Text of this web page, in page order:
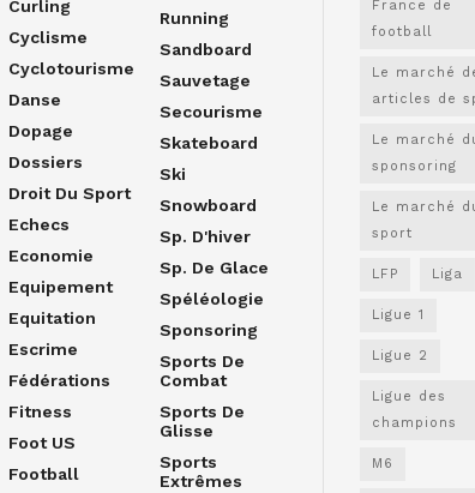
Curling
Cyclisme
Cyclotourisme
Danse
Dopage
Dossiers
Droit Du Sport
Echecs
Economie
Equipement
Equitation
Escrime
Fédérations
Fitness
Foot US
Football
Running
Sandboard
Sauvetage
Secourisme
Skateboard
Ski
Snowboard
Sp. D'hiver
Sp. De Glace
Spéléologie
Sponsoring
Sports De
Combat
Sports De
Glisse
Sports
Extrêmes
France de
football
Le marché
articles de
Le marché
sponsoring
Le marché
sport
LFP Liga
Ligue 1
Ligue 2
Ligue des
champions
M6